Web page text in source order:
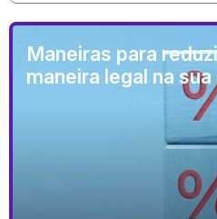
Maneiras para
maneira legal na